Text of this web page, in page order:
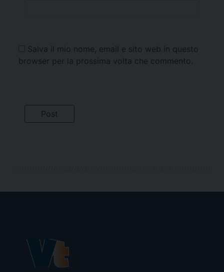
Salva il mio nome, email e sito web in questo
browser per la prossima volta che commento.